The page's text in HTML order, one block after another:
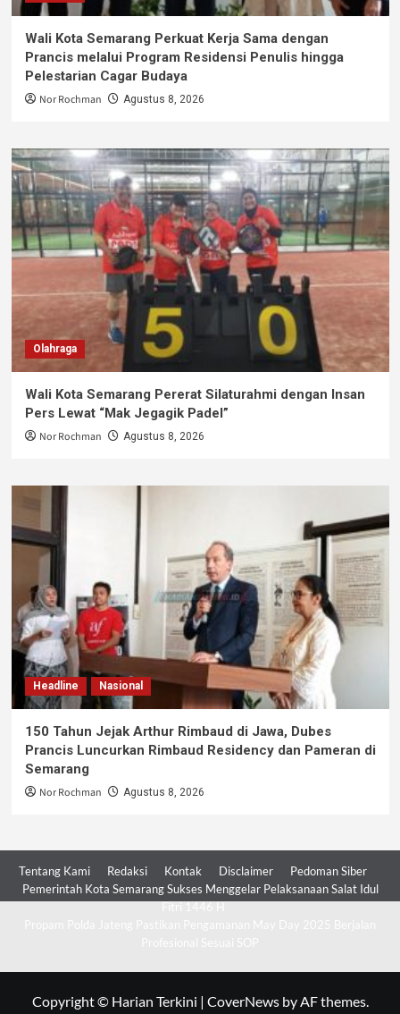
Wali Kota Semarang Perkuat Kerja Sama dengan
Prancis melalui Program Residensi Penulis hingga
Pelestarian Cagar Budaya
Nor Rochman Agustus 8, 2026
Olahraga
Wali Kota Semarang Pererat Silaturahmi dengan Insan
Pers Lewat “Mak Jegagik Padel”
Nor Rochman Agustus 8, 2026
Headline Nasional
150 Tahun Jejak Arthur Rimbaud di Jawa, Dubes
Prancis Luncurkan Rimbaud Residency dan Pameran di
Semarang
Nor Rochman Agustus 8, 2026
Tentang Kami Redaksi Kontak Disclaimer
Pedoman Siber
Pemerintah Kota Semarang Sukses Menggelar Pelaksanaan Salat Idul
Copyright © Harian Terkini | CoverNewsby AF themes.